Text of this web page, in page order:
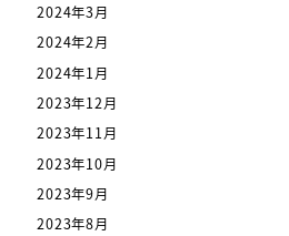
2024年3月
2024年2月
2024年1月
2023年12月
2023年11月
2023年10月
2023年9月
2023年8月